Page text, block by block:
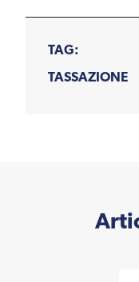
TAG:
TASSAZIONE